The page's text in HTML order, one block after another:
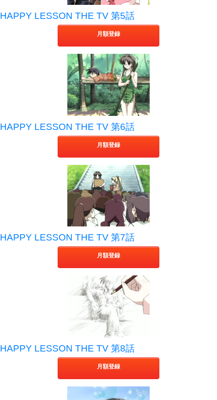
HAPPY LESSON THE TV 第5話
月額登録
HAPPY LESSON THE TV 第6話
月額登録
HAPPY LESSON THE TV 第7話
月額登録
HAPPY LESSON THE TV 第8話
月額登録